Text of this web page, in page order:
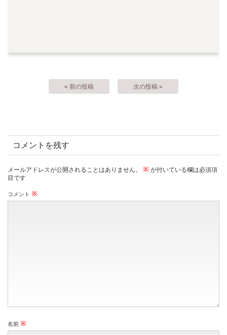
« 前の投稿 次の投稿 »
コメントを残す
メールアドレスが公開されることはありません。 ※ が付いている欄は必須項
目です
コメント ※
名前 ※